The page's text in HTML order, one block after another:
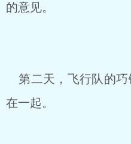
的意见。
第二天，飞行队的巧
在一起。